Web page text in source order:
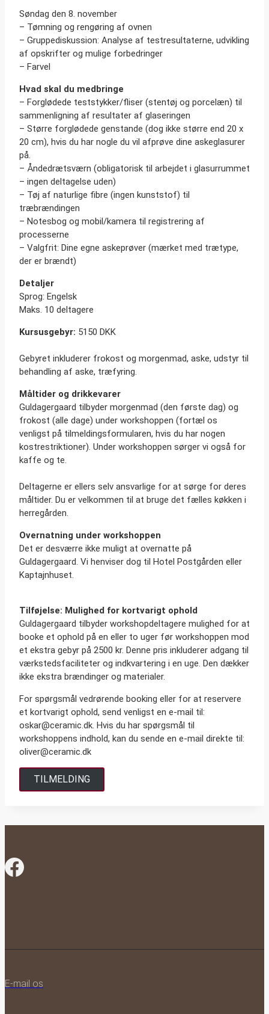
Søndag den 8. november
– Tømning og rengøring af ovnen
– Gruppediskussion: Analyse af testresultaterne, udvikling
af opskrifter og mulige forbedringer
– Farvel
Hvad skal du medbringe
– Forglødede teststykker/fliser (stentøj og porcelæn) til
sammenligning af resultater af glaseringen
– Større forglødede genstande (dog ikke større end 20 x
20 cm), hvis du har nogle du vil afprøve dine askeglasurer
på.
– Åndedrætsværn (obligatorisk til arbejdet i glasurrummet
– ingen deltagelse uden)
– Tøj af naturlige fibre (ingen kunststof) til
træbrændingen
– Notesbog og mobil/kamera til registrering af
processerne
– Valgfrit: Dine egne askeprøver (mærket med trætype,
der er brændt)
Detaljer
Sprog: Engelsk
Maks. 10 deltagere
Kursusgebyr: 5150 DKK
Gebyret inkluderer frokost og morgenmad, aske, udstyr til
behandling af aske, træfyring.
Måltider og drikkevarer
Guldagergaard tilbyder morgenmad (den første dag) og
frokost (alle dage) under workshoppen (fortæl os
venligst på tilmeldingsformularen, hvis du har nogen
kostrestriktioner). Under workshoppen sørger vi også for
kaffe og te.
Deltagerne er ellers selv ansvarlige for at sørge for deres
måltider. Du er velkommen til at bruge det fælles køkken i
herregården.
Overnatning under workshoppen
Det er desværre ikke muligt at overnatte på
Guldagergaard. Vi henviser dog til Hotel Postgården eller
Kaptajnhuset.
Tilføjelse: Mulighed for kortvarigt ophold
Guldagergaard tilbyder workshopdeltagere mulighed for at
booke et ophold på en eller to uger før workshoppen mod
et ekstra gebyr på 2500 kr. Denne pris inkluderer adgang til
værkstedsfaciliteter og indkvartering i en uge. Den dækker
ikke ekstra brændinger og materialer.
For spørgsmål vedrørende booking eller for at reservere
et kortvarigt ophold, send venligst en e-mail til:
oskar@ceramic.dk. Hvis du har spørgsmål til
workshoppens indhold, kan du sende en e-mail direkte til:
oliver@ceramic.dk
TILMELDING
E-mail os